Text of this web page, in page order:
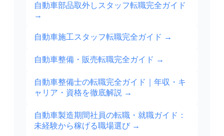
自動車部品取外しスタッフ転職完全ガイド
→
自動車施工スタッフ転職完全ガイド →
自動車整備・販売転職完全ガイド →
自動車整備士の転職完全ガイド｜年収・キ
ャリア・資格を徹底解説 →
自動車製造期間社員の転職・就職ガイド：
未経験から稼げる職場選び →